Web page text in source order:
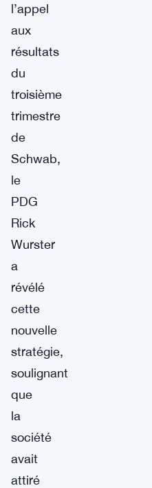
l’appel
aux
résultats
du
troisième
trimestre
de
Schwab,
le
PDG
Rick
Wurster
a
révélé
cette
nouvelle
stratégie,
soulignant
que
la
société
avait
attiré